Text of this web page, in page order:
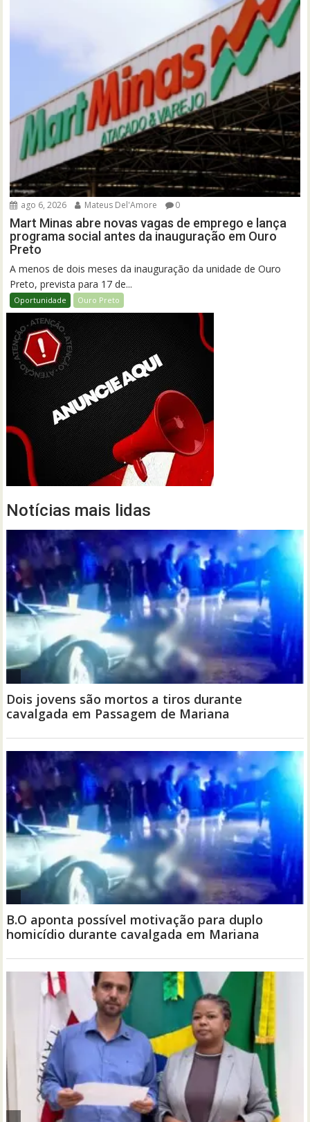
ago 6, 2026 Mateus Del'Amore 0
Mart Minas abre novas vagas de emprego e lança
programa social antes da inauguração em Ouro
Preto
A menos de dois meses da inauguração da unidade de Ouro
Preto, prevista para 17 de...
Oportunidade Ouro Preto
Notícias mais lidas